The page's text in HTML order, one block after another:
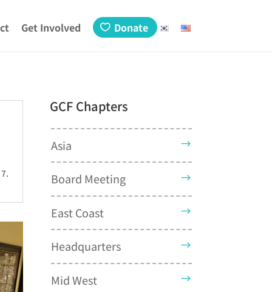
Get Involved Donate
GCF Chapters
Asia
Board Meeting
East Coast
Headquarters
Mid West